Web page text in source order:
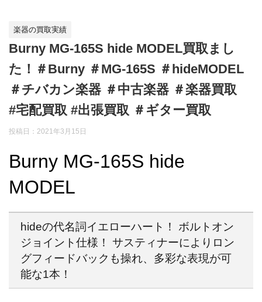
楽器の買取実績
Burny MG-165S hide MODEL買取まし
た！＃Burny ＃MG-165S ＃hideMODEL
＃チバカン楽器 ＃中古楽器 ＃楽器買取
#宅配買取 #出張買取 ＃ギター買取
投稿日： 2021年3月15日
Burny MG-165S hide
MODEL
hideの代名詞イエローハート！ ボルトオン
ジョイント仕様！ サスティナーによりロン
グフィードバックも操れ、多彩な表現が可
能な1本！